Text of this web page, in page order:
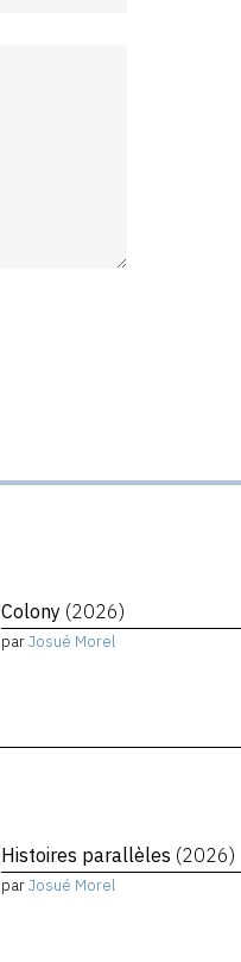
Colony (2026)
parJosué Morel
Histoires parallèles (2026)
parJosué Morel